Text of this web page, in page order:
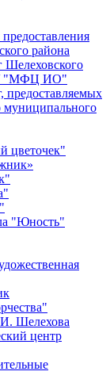
района
Шелеховского
"МФЦ ИО"
предоставляемых
цветочек"
"Юность"
Шелехова
центр